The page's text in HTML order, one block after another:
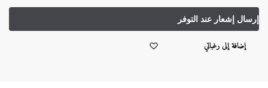
إضافة إلى رغباتي